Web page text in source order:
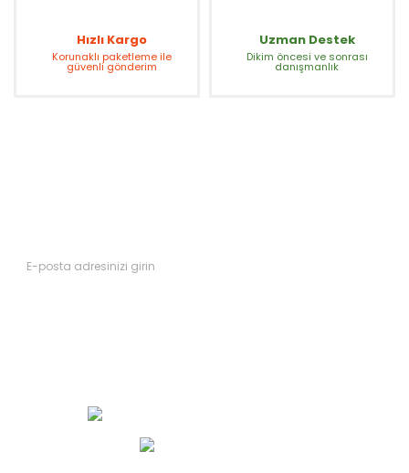
Hızlı Kargo
Korunaklı paketleme ile
güvenli gönderim
Uzman Destek
Dikim öncesi ve sonrası
danışmanlık